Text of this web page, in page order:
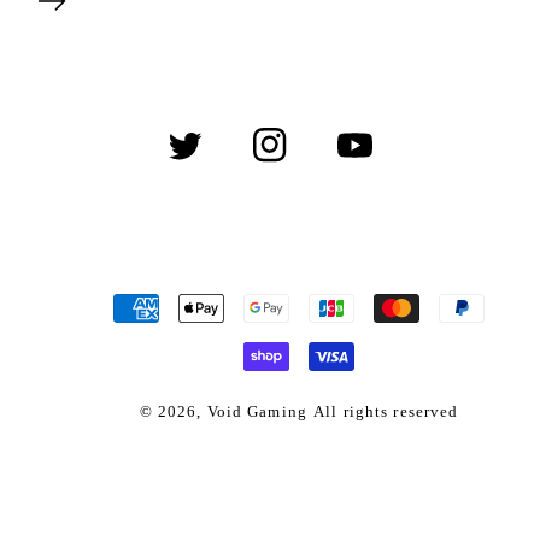
Twitter InstagramYouTube
© 2026, Void Gaming All rights reserved